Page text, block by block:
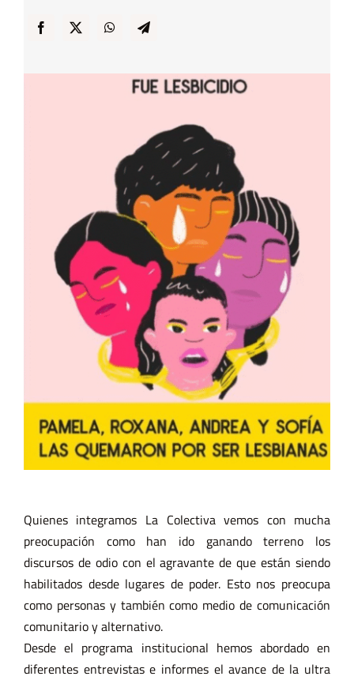
Quienes integramos La Colectiva vemos con mucha
preocupación como han ido ganando terreno los
discursos de odio con el agravante de que están siendo
habilitados desde lugares de poder. Esto nos preocupa
como personas y también como medio de comunicación
comunitario y alternativo.
Desde el programa institucional hemos abordado en
diferentes entrevistas e informes el avance de la ultra